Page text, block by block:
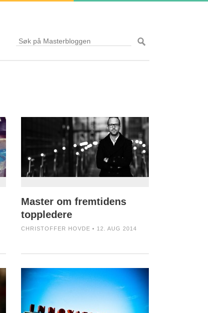
Master om fremtidens
toppledere
CHRISTOFFER HOVDE • 12. AUG 2014